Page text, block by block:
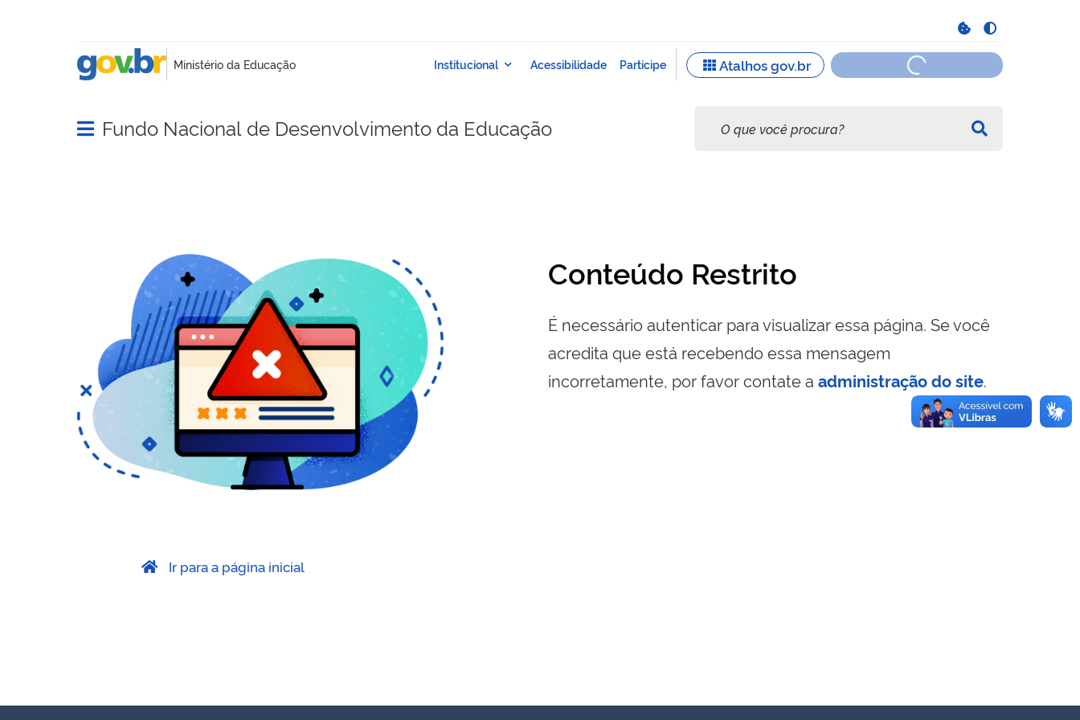
Abrir menu principal de navegação
Fundo Nacional de Desenvolvimento da Educação
Conteúdo Restrito
É necessário autenticar para visualizar essa página. Se você
acredita que está recebendo essa mensagem
incorretamente, por favor contate a administração do site.
Ir para a página inicial